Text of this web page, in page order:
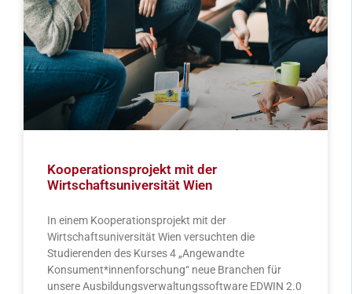
Kooperationsprojekt mit der
Wirtschaftsuniversität Wien
In einem Kooperationsprojekt mit der
Wirtschaftsuniversität Wien versuchten die
Studierenden des Kurses 4 „Angewandte
Konsument*innenforschung“ neue Branchen für
unsere Ausbildungsverwaltungssoftware EDWIN 2.0